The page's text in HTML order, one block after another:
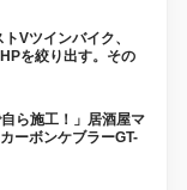
Vツインバイク、
を絞り出す。その
ら施工！」居酒屋マ
ーボンケブラーGT-